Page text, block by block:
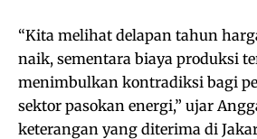
‎“Kita melihat delapan tahun
naik, sementara biaya produksi
menimbulkan kontradiksi bagi
sektor pasokan energi,” ujar
keterangan yang diterima di